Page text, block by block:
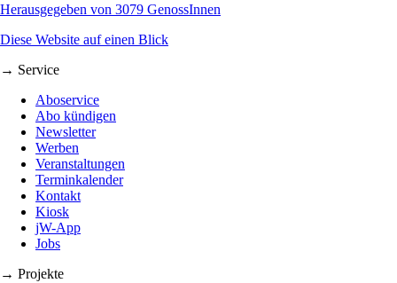
Herausgegeben von 3079 GenossInnen
Diese Website auf einen Blick
→ Service
Aboservice
Abo kündigen
Newsletter
Werben
Veranstaltungen
Terminkalender
Kontakt
Kiosk
jW-App
Jobs
→ Projekte